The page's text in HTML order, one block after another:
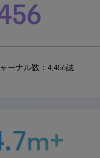
ーナル数：4,456誌